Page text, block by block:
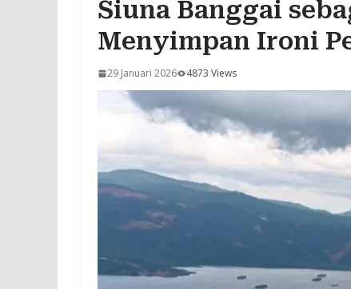
Siuna Banggai
Menyimpan Ironi
29 Januari 2026 4873 Views